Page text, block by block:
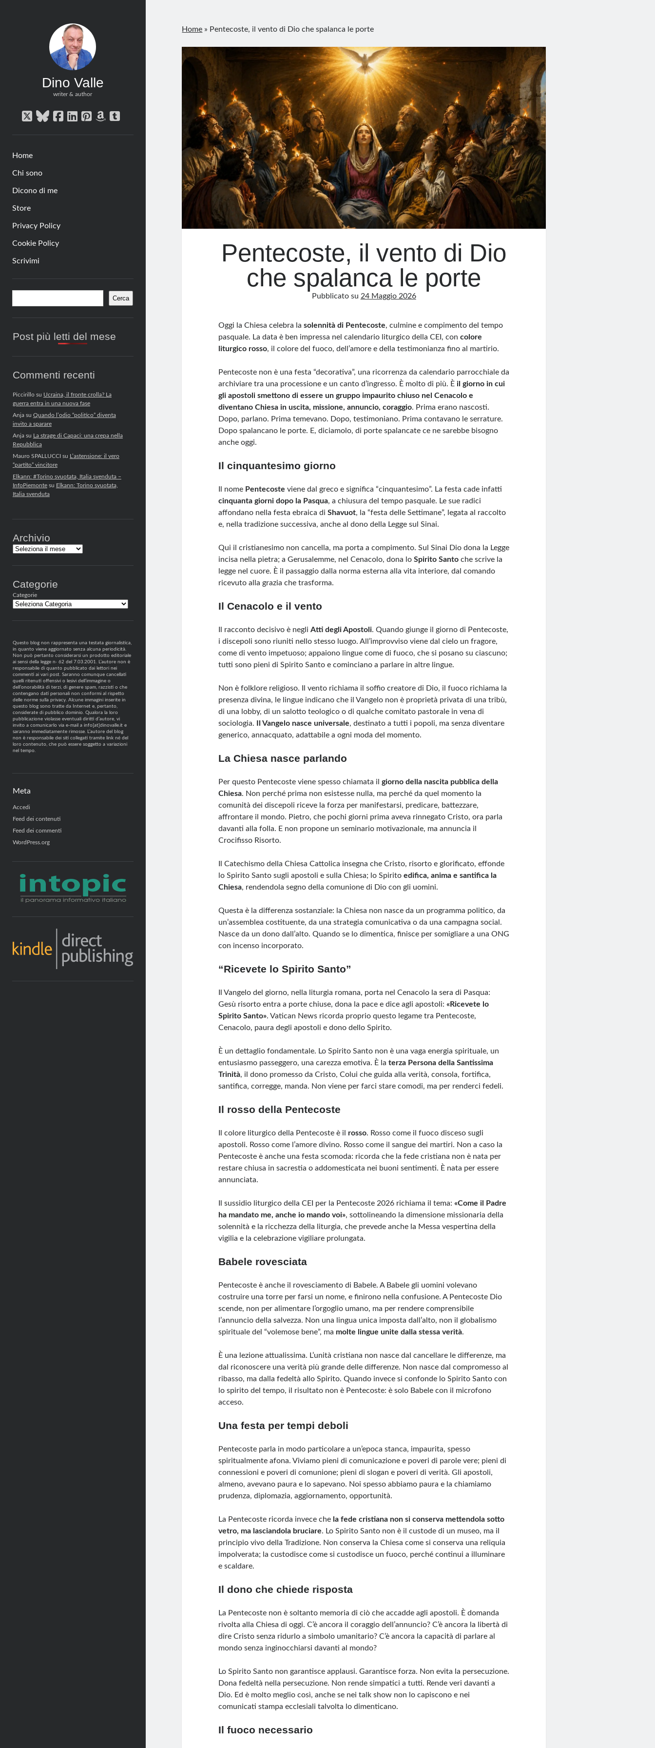
Dino Valle
writer & author
twitterbluesky
facebook
linkedin
pinterest
amazon
tumblr
Home
Chi sono
Dicono di me
Store
Privacy Policy
Cookie Policy
Scrivimi
Barra
laterale
Cerca
Post più letti del mese
Commenti recenti
Piccirillosu Ucraina, il fronte crolla? La
guerra entra in una nuova fase
Anjasu Quando l’odio “politico” diventa
invito a sparare
Anjasu La strage di Capaci: una crepa nella
Repubblica
Mauro SPALLUCCIsu L’astensione: il vero
“partito” vincitore
Elkann: #Torino svuotata, Italia svenduta –
InfoPiemontesu Elkann: Torino svuotata,
Italia svenduta
Archivio
Archivi
Categorie
Categorie
Questo blog non rappresenta una testata giornalistica,
in quanto viene aggiornato senza alcuna periodicità.
Non può pertanto considerarsi un prodotto editoriale
ai sensi della legge n· 62 del 7.03.2001. L’autore non è
responsabile di quanto pubblicato dai lettori nei
commenti ai vari post. Saranno comunque cancellati
quelli ritenuti offensivi o lesivi dell’immagine o
dell’onorabilità di terzi, di genere spam, razzisti o che
contengano dati personali non conformi al rispetto
delle norme sulla privacy. Alcune immagini inserite in
questo blog sono tratte da Internet e, pertanto,
considerate di pubblico dominio. Qualora la loro
pubblicazione violasse eventuali diritti d’autore, vi
invito a comunicarlo via e-mail a info[at]dinovalle.it e
saranno immediatamente rimosse. L’autore del blog
non è responsabile dei siti collegati tramite link né del
loro contenuto, che può essere soggetto a variazioni
nel tempo.
Meta
Accedi
Feed dei contenuti
Feed dei commenti
WordPress.org
Home » Pentecoste, il vento di Dio che spalanca le porte
Pentecoste, il vento di Dio
che spalanca le porte
Pubblicato su 24 Maggio 2026
Oggi la Chiesa celebra lasolennità di Pentecoste, culmine e compimento del tempo
pasquale. La data è ben impressa nel calendario liturgico della CEI, concolore
liturgico rosso, il colore del fuoco, dell’amore e della testimonianza fino al martirio.
Pentecoste non è una festa “decorativa”, una ricorrenza da calendario parrocchiale da
archiviare tra una processione e un canto d’ingresso. È molto di più. Èil giorno in cui
gli apostoli smettono di essere un gruppo impaurito chiuso nel Cenacolo e
diventano Chiesa in uscita, missione, annuncio, coraggio. Prima erano nascosti.
Dopo, parlano. Prima temevano. Dopo, testimoniano. Prima contavano le serrature.
Dopo spalancano le porte. E, diciamolo, di porte spalancate ce ne sarebbe bisogno
anche oggi.
Il cinquantesimo giorno
Il nome Pentecoste viene dal greco e significa “cinquantesimo”. La festa cade infatti
cinquanta giorni dopo la Pasqua, a chiusura del tempo pasquale. Le sue radici
affondano nella festa ebraica diShavuot, la “festa delle Settimane”, legata al raccolto
e, nella tradizione successiva, anche al dono della Legge sul Sinai.
Qui il cristianesimo non cancella, ma porta a compimento. Sul Sinai Dio dona la Legge
incisa nella pietra; a Gerusalemme, nel Cenacolo, dona loSpirito Santo che scrive la
legge nel cuore. È il passaggio dalla norma esterna alla vita interiore, dal comando
ricevuto alla grazia che trasforma.
Il Cenacolo e il vento
Il racconto decisivo è negliAtti degli Apostoli. Quando giunge il giorno di Pentecoste,
i discepoli sono riuniti nello stesso luogo. All’improvviso viene dal cielo un fragore,
come di vento impetuoso; appaiono lingue come di fuoco, che si posano su ciascuno;
tutti sono pieni di Spirito Santo e cominciano a parlare in altre lingue.
Non è folklore religioso. Il vento richiama il soffio creatore di Dio, il fuoco richiama la
presenza divina, le lingue indicano che il Vangelo non è proprietà privata di una tribù,
di una lobby, di un salotto teologico o di qualche comitato pastorale in vena di
sociologia.
Il Vangelo nasce universale, destinato a tutti i popoli, ma senza diventare
generico, annacquato, adattabile a ogni moda del momento.
La Chiesa nasce parlando
Per questo Pentecoste viene spesso chiamata ilgiorno della nascita pubblica della
Chiesa. Non perché prima non esistesse nulla, ma perché da quel momento la
comunità dei discepoli riceve la forza per manifestarsi, predicare, battezzare,
affrontare il mondo. Pietro, che pochi giorni prima aveva rinnegato Cristo, ora parla
davanti alla folla. E non propone un seminario motivazionale, ma annuncia il
Crocifisso Risorto.
Il Catechismo della Chiesa Cattolica insegna che Cristo, risorto e glorificato, effonde
lo Spirito Santo sugli apostoli e sulla Chiesa; lo Spiritoedifica, anima e santifica la
Chiesa, rendendola segno della comunione di Dio con gli uomini.
Questa è la differenza sostanziale: la Chiesa non nasce da un programma politico, da
un’assemblea costituente, da una strategia comunicativa o da una campagna social.
Nasce da un dono dall’alto. Quando se lo dimentica, finisce per somigliare a una ONG
con incenso incorporato.
“Ricevete lo Spirito Santo”
Il Vangelo del giorno, nella liturgia romana, porta nel Cenacolo la sera di Pasqua:
Gesù risorto entra a porte chiuse, dona la pace e dice agli apostoli:«Ricevete lo
Spirito Santo». Vatican News ricorda proprio questo legame tra Pentecoste,
Cenacolo, paura degli apostoli e dono dello Spirito.
È un dettaglio fondamentale. Lo Spirito Santo non è una vaga energia spirituale, un
entusiasmo passeggero, una carezza emotiva. È laterza Persona della Santissima
Trinità, il dono promesso da Cristo, Colui che guida alla verità, consola, fortifica,
santifica, corregge, manda. Non viene per farci stare comodi, ma per renderci fedeli.
Il rosso della Pentecoste
Il colore liturgico della Pentecoste è il rosso. Rosso come il fuoco disceso sugli
apostoli. Rosso come l’amore divino. Rosso come il sangue dei martiri. Non a caso la
Pentecoste è anche una festa scomoda: ricorda che la fede cristiana non è nata per
restare chiusa in sacrestia o addomesticata nei buoni sentimenti. È nata per essere
annunciata.
Il sussidio liturgico della CEI per la Pentecoste 2026 richiama il tema:«Come il Padre
ha mandato me, anche io mando voi», sottolineando la dimensione missionaria della
solennità e la ricchezza della liturgia, che prevede anche la Messa vespertina della
vigilia e la celebrazione vigiliare prolungata.
Babele rovesciata
Pentecoste è anche il rovesciamento di Babele. A Babele gli uomini volevano
costruire una torre per farsi un nome, e finirono nella confusione. A Pentecoste Dio
scende, non per alimentare l’orgoglio umano, ma per rendere comprensibile
l’annuncio della salvezza. Non una lingua unica imposta dall’alto, non il globalismo
spirituale del “volemose bene”, ma molte lingue unite dalla stessa verità.
È una lezione attualissima. L’unità cristiana non nasce dal cancellare le differenze, ma
dal riconoscere una verità più grande delle differenze. Non nasce dal compromesso al
ribasso, ma dalla fedeltà allo Spirito. Quando invece si confonde lo Spirito Santo con
lo spirito del tempo, il risultato non è Pentecoste: è solo Babele con il microfono
acceso.
Una festa per tempi deboli
Pentecoste parla in modo particolare a un’epoca stanca, impaurita, spesso
spiritualmente afona. Viviamo pieni di comunicazione e poveri di parole vere; pieni di
connessioni e poveri di comunione; pieni di slogan e poveri di verità. Gli apostoli,
almeno, avevano paura e lo sapevano. Noi spesso abbiamo paura e la chiamiamo
prudenza, diplomazia, aggiornamento, opportunità.
La Pentecoste ricorda invece che la fede cristiana non si conserva mettendola sotto
vetro, ma lasciandola bruciare. Lo Spirito Santo non è il custode di un museo, ma il
principio vivo della Tradizione. Non conserva la Chiesa come si conserva una reliquia
impolverata; la custodisce come si custodisce un fuoco, perché continui a illuminare
e scaldare.
Il dono che chiede risposta
La Pentecoste non è soltanto memoria di ciò che accadde agli apostoli. È domanda
rivolta alla Chiesa di oggi. C’è ancora il coraggio dell’annuncio? C’è ancora la libertà di
dire Cristo senza ridurlo a simbolo umanitario? C’è ancora la capacità di parlare al
mondo senza inginocchiarsi davanti al mondo?
Lo Spirito Santo non garantisce applausi. Garantisce forza. Non evita la persecuzione.
Dona fedeltà nella persecuzione. Non rende simpatici a tutti. Rende veri davanti a
Dio. Ed è molto meglio così, anche se nei talk show non lo capiscono e nei
comunicati stampa ecclesiali talvolta lo dimenticano.
Il fuoco necessario